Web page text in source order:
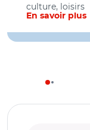
culture, loisirs
En savoir plus